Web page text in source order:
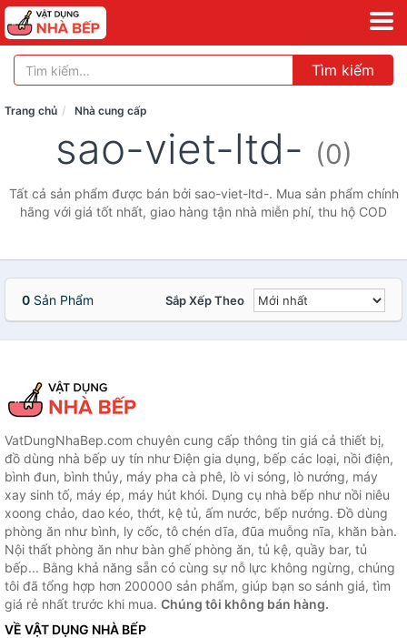
Tìm kiếm
Trang chủ Nhà cung cấp
sao-viet-ltd- (0)
Tất cả sản phẩm được bán bởi sao-viet-ltd-. Mua sản phẩm chính
hãng với giá tốt nhất, giao hàng tận nhà miễn phí, thu hộ COD
0 Sản Phẩm Sắp Xếp Theo
VatDungNhaBep.com chuyên cung cấp thông tin giá cả thiết bị,
đồ dùng nhà bếp uy tín như Điện gia dụng, bếp các loại, nồi điện,
bình đun, bình thủy, máy pha cà phê, lò vi sóng, lò nướng, máy
xay sinh tố, máy ép, máy hút khói. Dụng cụ nhà bếp như nồi niêu
xoong chảo, dao kéo, thớt, kệ tủ, ấm nước, bếp nướng. Đồ dùng
phòng ăn như bình, ly cốc, tô chén dĩa, đũa muỗng nĩa, khăn bàn.
Nội thất phòng ăn như bàn ghế phòng ăn, tủ kệ, quầy bar, tủ
bếp... Bằng khả năng sẵn có cùng sự nỗ lực không ngừng, chúng
tôi đã tổng hợp hơn 200000 sản phẩm, giúp bạn so sánh giá, tìm
giá rẻ nhất trước khi mua. Chúng tôi không bán hàng.
VỀ VẬT DỤNG NHÀ BẾP